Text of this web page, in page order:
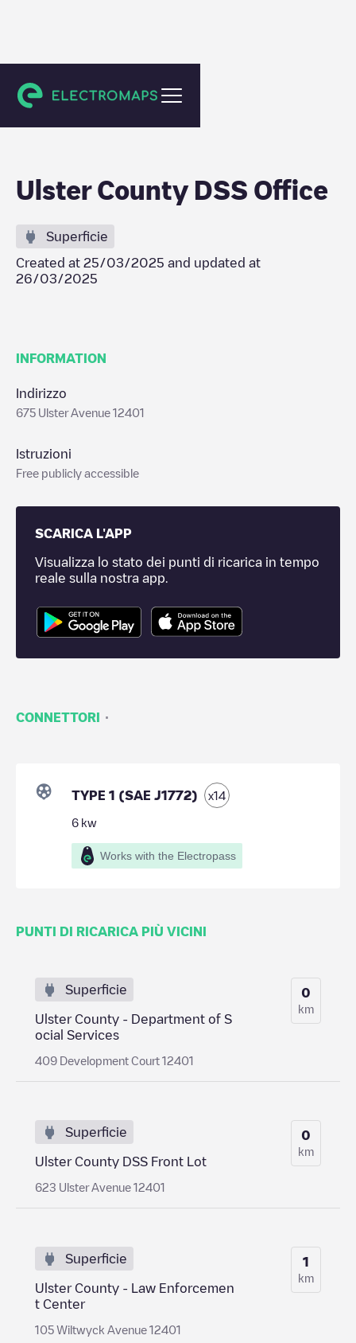
Kingston
Ulster County DSS Office
Superficie
Created at 25/03/2025 and updated at
26/03/2025
INFORMATION
Indirizzo
675 Ulster Avenue 12401
Istruzioni
Free publicly accessible
SCARICA L'APP
Visualizza lo stato dei punti di ricarica in tempo
reale sulla nostra app.
CONNETTORI ·
TYPE 1 (SAE J1772) x14
6 kw
Works with the Electropass
PUNTI DI RICARICA PIÙ VICINI
Superficie
Ulster County - Department of S
ocial Services
409 Development Court 12401
0
km
Superficie
Ulster County DSS Front Lot
623 Ulster Avenue 12401
0
km
Superficie
Ulster County - Law Enforcemen
t Center
105 Wiltwyck Avenue 12401
1
km